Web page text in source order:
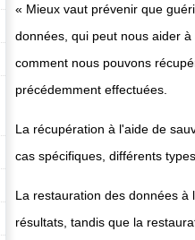
« Mieux vaut prévenir que
données, qui peut nous aider
comment nous pouvons
précédemment effectuées.
La récupération à l'aide de
cas spécifiques, différents
La restauration des données
résultats, tandis que la